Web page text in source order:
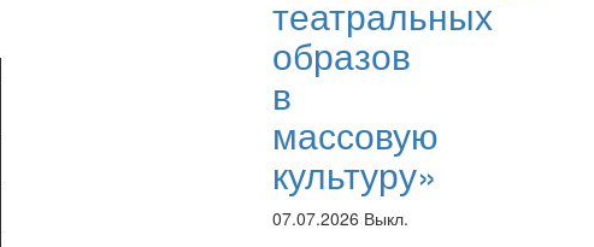
театральных
образов
в
массовую
культуру»
07.07.2026 Выкл.